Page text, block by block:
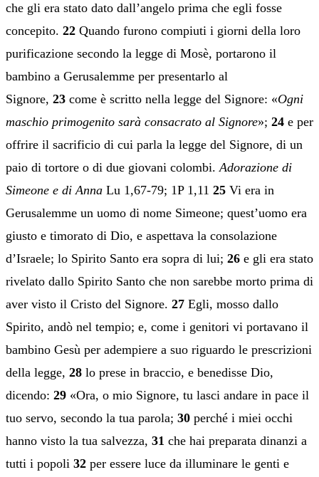
che gli era stato dato dall’angelo prima che egli fosse
concepito. 22 Quando furono compiuti i giorni della loro
purificazione secondo la legge di Mosè, portarono il
bambino a Gerusalemme per presentarlo al
Signore, 23 come è scritto nella legge del Signore: «Ogni
maschio primogenito sarà consacrato al Signore»; 24 e per
offrire il sacrificio di cui parla la legge del Signore, di un
paio di tortore o di due giovani colombi.Adorazione di
Simeone e di Anna Lu 1,67-79; 1P 1,11 25 Vi era in
Gerusalemme un uomo di nome Simeone; quest’uomo era
giusto e timorato di Dio, e aspettava la consolazione
d’Israele; lo Spirito Santo era sopra di lui; 26 e gli era stato
rivelato dallo Spirito Santo che non sarebbe morto prima di
aver visto il Cristo del Signore. 27 Egli, mosso dallo
Spirito, andò nel tempio; e, come i genitori vi portavano il
bambino Gesù per adempiere a suo riguardo le prescrizioni
della legge, 28 lo prese in braccio, e benedisse Dio,
dicendo: 29 «Ora, o mio Signore, tu lasci andare in pace il
tuo servo, secondo la tua parola; 30 perché i miei occhi
hanno visto la tua salvezza, 31 che hai preparata dinanzi a
tutti i popoli 32 per essere luce da illuminare le genti e